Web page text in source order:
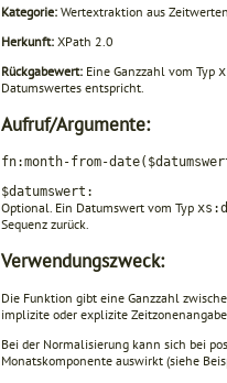
Kategorie: Wertextraktion aus
Herkunft: XPath 2.0
Rückgabewert: Eine Ganzzahl vom Typ
Datumswertes entspricht.
Aufruf/Argumente:
fn:month-from-
$datumswert:
Optional. Ein Datumswert vom Typ
Sequenz zurück.
Verwendungszweck:
Die Funktion gibt eine Ganzzahl
implizite oder explizite
Bei der Normalisierung kann sich bei
Monats­komponente auswirkt (siehe